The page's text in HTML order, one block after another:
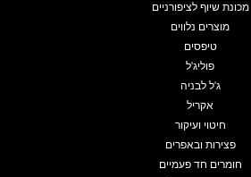
מכונת שיוף לציפורניים
מוצרים נלווים
טיפסים
פוליג'ל
ג'ל לבניה
אקריל
חיטוי ועיקור
פצירות ובאפרים
חומרים חד פעמיים